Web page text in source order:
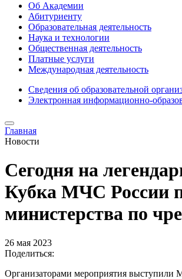
Об Академии
Абитуриенту
Образовательная деятельность
Наука и технологии
Общественная деятельность
Платные услуги
Международная деятельность
Сведения об образовательной
Электронная информационно-
Главная
Новости
Сегодня на
Кубка МЧС России
министерства по
26 мая 2023
Поделиться:
Организаторами мероприятия